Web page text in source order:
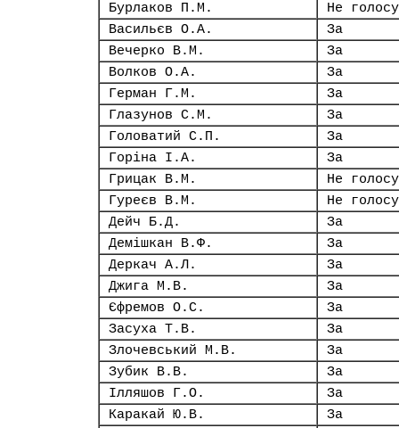
Бурлаков П.М.
Не
Васильєв О.А.
За
Вечерко В.М.
За
Волков О.А.
За
Герман Г.М.
За
Глазунов С.М.
За
Головатий С.П.
За
Горіна І.А.
За
Грицак В.М.
Не
Гуреєв В.М.
Не
Дейч Б.Д.
За
Демішкан В.Ф.
За
Деркач А.Л.
За
Джига М.В.
За
Єфремов О.С.
За
Засуха Т.В.
За
Злочевський М.В.
За
Зубик В.В.
За
Ілляшов Г.О.
За
Каракай Ю.В.
За